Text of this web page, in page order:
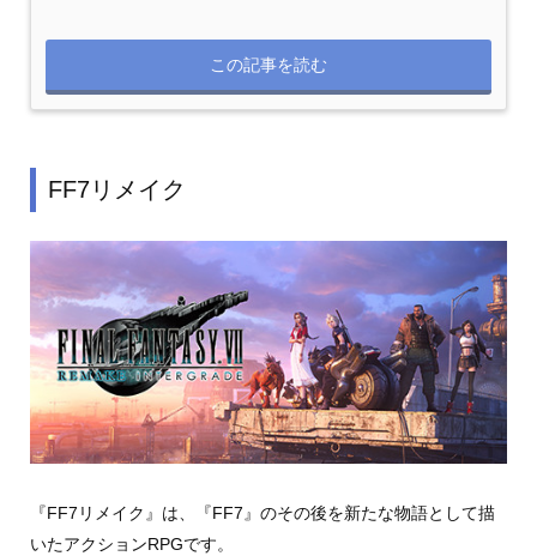
この記事を読む
FF7リメイク
『FF7リメイク』は、『FF7』のその後を新たな物語として描
いたアクションRPGです。